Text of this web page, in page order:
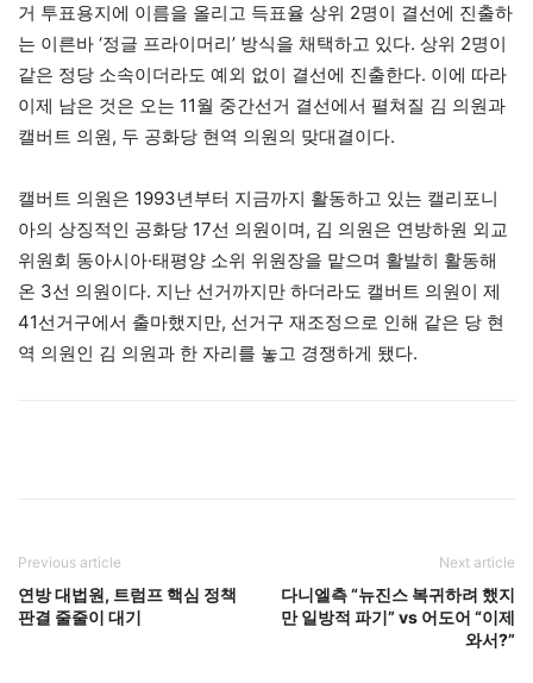
거 투표용지에 이름을 올리고 득표율 상위 2명이 결선에 진출하
는 이른바 ‘정글 프라이머리’ 방식을 채택하고 있다. 상위 2명이
같은 정당 소속이더라도 예외 없이 결선에 진출한다. 이에 따라
이제 남은 것은 오는 11월 중간선거 결선에서 펼쳐질 김 의원과
캘버트 의원, 두 공화당 현역 의원의 맞대결이다.
캘버트 의원은 1993년부터 지금까지 활동하고 있는 캘리포니
아의 상징적인 공화당 17선 의원이며, 김 의원은 연방하원 외교
위원회 동아시아·태평양 소위 위원장을 맡으며 활발히 활동해
온 3선 의원이다. 지난 선거까지만 하더라도 캘버트 의원이 제
41선거구에서 출마했지만, 선거구 재조정으로 인해 같은 당 현
역 의원인 김 의원과 한 자리를 놓고 경쟁하게 됐다.
Previous article
연방 대법원, 트럼프 핵심 정책
판결 줄줄이 대기
Next article
다니엘측 “뉴진스 복귀하려 했지
만 일방적 파기” vs 어도어 “이제
와서?”